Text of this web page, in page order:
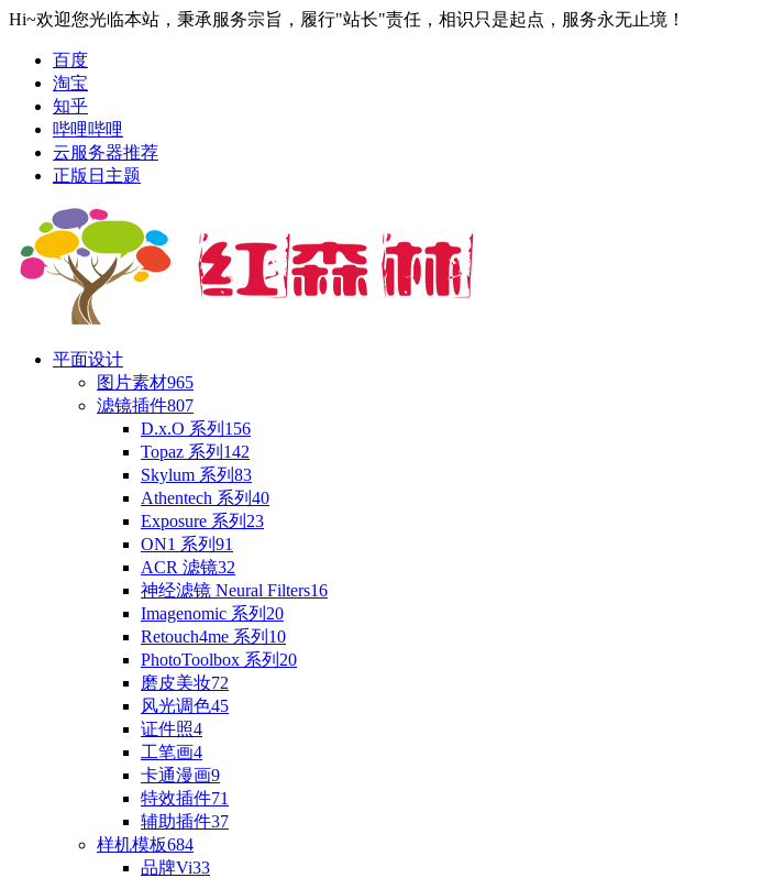
Hi~欢迎您光临本站，秉承服务宗旨，履行"站长"责任，相识只是起点，服务永无止境！
百度
淘宝
知乎
哔哩哔哩
云服务器推荐
正版日主题
平面设计
图片素材965
滤镜插件807
D.x.O 系列 156
Topaz 系列 142
Skylum 系列 83
Athentech 系列 40
Exposure 系列 23
ON1 系列 91
ACR 滤镜32
神经滤镜 Neural Filters16
Imagenomic 系列 20
Retouch4me 系列 10
PhotoToolbox 系列 20
磨皮美妆72
风光调色45
证件照4
工笔画4
卡通漫画9
特效插件71
辅助插件37
样机模板684
品牌Vi33